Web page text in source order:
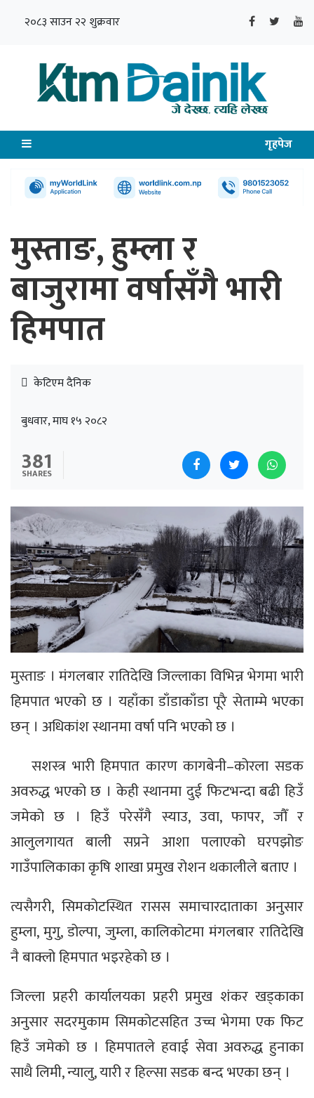
२०८३ साउन २२ शुक्रवार
गृहपेज
मुस्ताङ, हुम्ला र
बाजुरामा वर्षासँगै भारी
हिमपात
केटिएम दैनिक
बुधवार, माघ १५ २०८२
381
SHARES
मुस्ताङ । मंगलबार रातिदेखि जिल्लाका विभिन्न भेगमा भारी
हिमपात भएको छ । यहाँका डाँडाकाँडा पूरै सेताम्मे भएका
छन् । अधिकांश स्थानमा वर्षा पनि भएको छ ।
सशस्त्र भारी हिमपात कारण कागबेनी–कोरला सडक
अवरुद्ध भएको छ । केही स्थानमा दुई फिटभन्दा बढी हिउँ
जमेको छ । हिउँ परेसँगै स्याउ, उवा, फापर, जौँ र
आलुलगायत बाली सप्रने आशा पलाएको घरपझोङ
गाउँपालिकाका कृषि शाखा प्रमुख रोशन थकालीले बताए ।
त्यसैगरी, सिमकोटस्थित रासस समाचारदाताका अनुसार
हुम्ला, मुगु, डोल्पा, जुम्ला, कालिकोटमा मंगलबार रातिदेखि
नै बाक्लो हिमपात भइरहेको छ ।
जिल्ला प्रहरी कार्यालयका प्रहरी प्रमुख शंकर खड्काका
अनुसार सदरमुकाम सिमकोटसहित उच्च भेगमा एक फिट
हिउँ जमेको छ । हिमपातले हवाई सेवा अवरुद्ध हुनाका
साथै लिमी, न्यालु, यारी र हिल्सा सडक बन्द भएका छन् ।